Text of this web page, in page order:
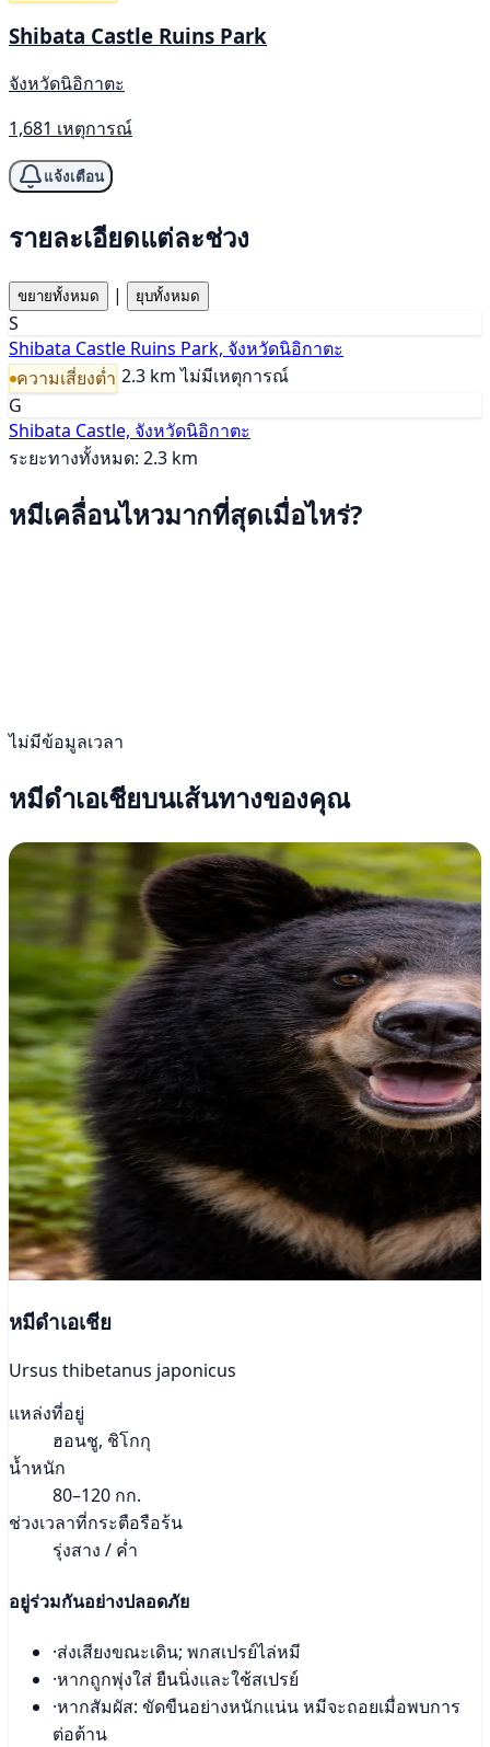
Shibata Castle Ruins Park
จังหวัดนิอิกาตะ
1,681 เหตุการณ์
แจ้งเตือน
รายละเอียดแต่ละช่วง
ขยายทั้งหมด | ยุบทั้งหมด
S
Shibata Castle Ruins Park, จังหวัดนิอิกาตะ
ความเสี่ยงต่ำ 2.3 km ไม่มีเหตุการณ์
G
Shibata Castle, จังหวัดนิอิกาตะ
ระยะทางทั้งหมด: 2.3 km
หมีเคลื่อนไหวมากที่สุดเมื่อไหร่?
ไม่มีข้อมูลเวลา
หมีดำเอเชียบนเส้นทางของคุณ
หมีดำเอเชีย
Ursus thibetanus japonicus
แหล่งที่อยู่
ฮอนชู, ชิโกกุ
น้ำหนัก
80–120 กก.
ช่วงเวลาที่กระตือรือร้น
รุ่งสาง / ค่ำ
อยู่ร่วมกันอย่างปลอดภัย
·ส่งเสียงขณะเดิน; พกสเปรย์ไล่หมี
·หากถูกพุ่งใส่ ยืนนิ่งและใช้สเปรย์
·หากสัมผัส: ขัดขืนอย่างหนักแน่น หมีจะถอยเมื่อพบการ
ต่อต้าน